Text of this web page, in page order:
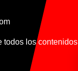
todos los contenidos